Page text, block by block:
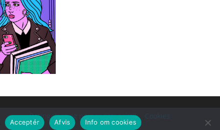
Betingelser og persondatapolitik
Acceptér Afvis Info om cookies